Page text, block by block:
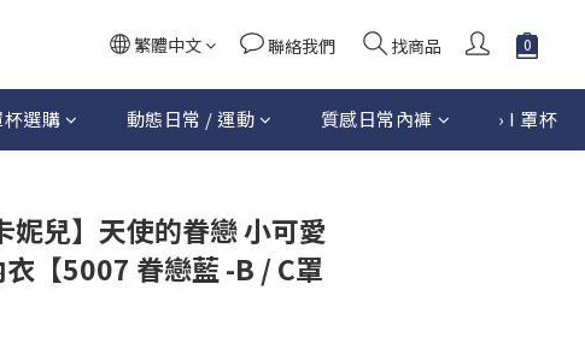
繁體中文 聯絡我們 找商品
選購 動態日常 / 運動 質感日常內褲 › I 罩杯
妮兒】天使的眷戀 小可愛
【5007 眷戀藍 -B / C罩